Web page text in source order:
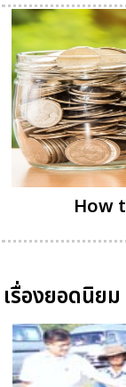
How
เรื่องยอดนิยม